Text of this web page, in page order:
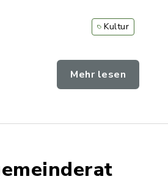
Kultur
Mehr lesen